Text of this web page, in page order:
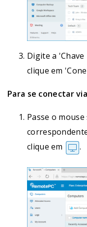
Digite a
clique em
Para se conectar
Passe o
clique em
.